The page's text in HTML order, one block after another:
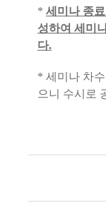
* 세미나 종
성하여 세미
다.
* 세미나 차
으니 수시로